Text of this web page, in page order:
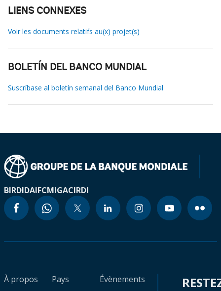
LIENS CONNEXES
Voir les documents relatifs au(x) projet(s)
BOLETÍN DEL BANCO MUNDIAL
Suscríbase al boletín semanal del Banco Mundial
BIRDIDAIFCMIGACIRDI
À propos
Pays
Évènements